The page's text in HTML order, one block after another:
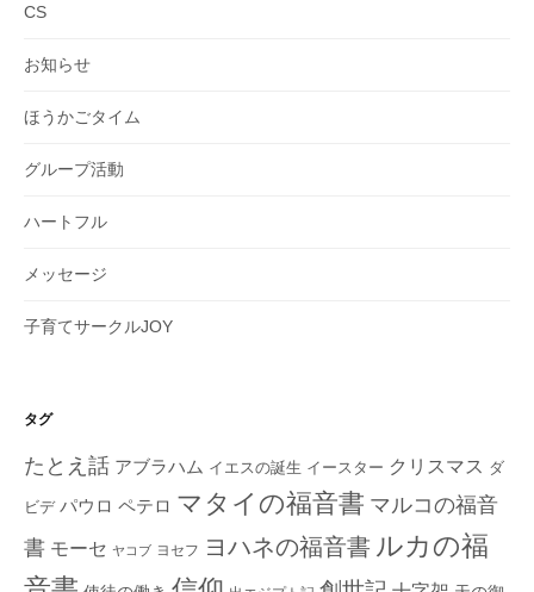
CS
お知らせ
ほうかごタイム
グループ活動
ハートフル
メッセージ
子育てサークルJOY
タグ
たとえ話 アブラハム イエスの誕生 イースター クリスマス ダ
ビデ パウロ ペテロ マタイの福音書 マルコの福音
書 モーセ ヤコブ ヨセフ ヨハネの福音書 ルカの福